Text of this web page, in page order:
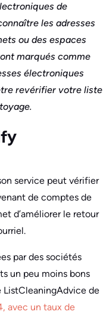
de
les adresses
ou des espaces
marqués comme
électroniques
revérifier votre liste
service peut vérifier
de comptes de
d’améliorer le retour
par des sociétés
un peu moins bons
ListCleaningAdvice de
avec un taux de